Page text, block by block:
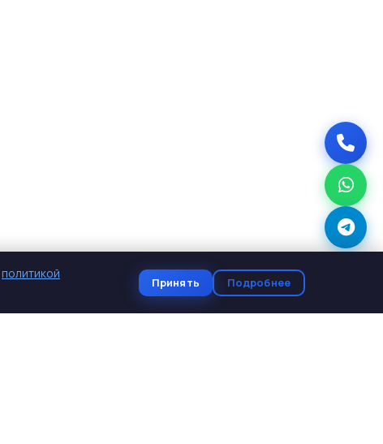
политикой
Принять Подробнее